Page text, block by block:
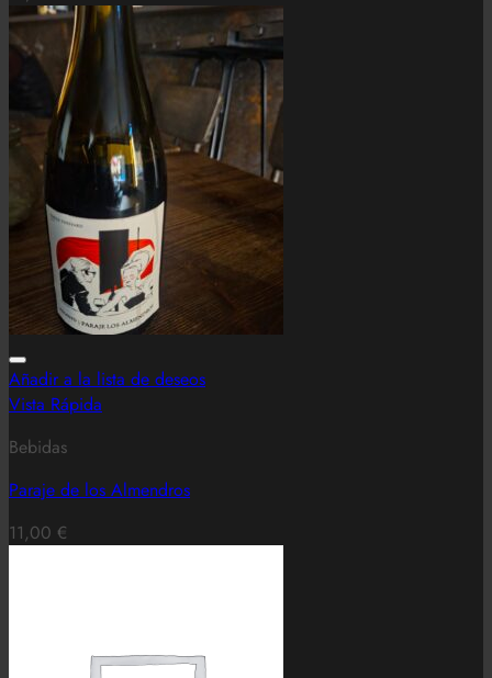
Añadir a la lista de deseos
Vista Rápida
Bebidas
Paraje de los Almendros
11,00 €